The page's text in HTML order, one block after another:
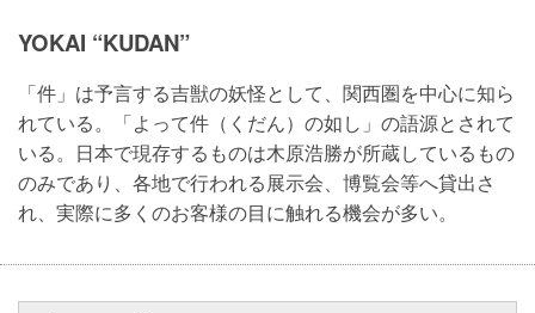
YOKAI “KUDAN”
「件」は予言する吉獣の妖怪として、関西圏を中心に知ら
れている。「よって件（くだん）の如し」の語源とされて
いる。日本で現存するものは木原浩勝が所蔵しているもの
のみであり、各地で行われる展示会、博覧会等へ貸出さ
れ、実際に多くのお客様の目に触れる機会が多い。